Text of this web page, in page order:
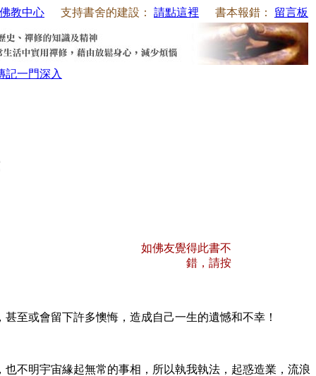
教中心 支持書舍的建設： 請點這裡 書本報錯： 留言板
記一門深入
如佛友覺得此書不
錯，請按
至或會留下許多懊悔，造成自己一生的遺憾和不幸！
不明宇宙緣起無常的事相，所以執我執法，起惑造業，流浪